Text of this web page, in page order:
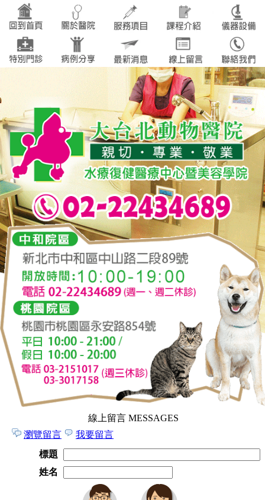
線上留言 MESSAGES
瀏覽留言
我要留言
標題
姓名